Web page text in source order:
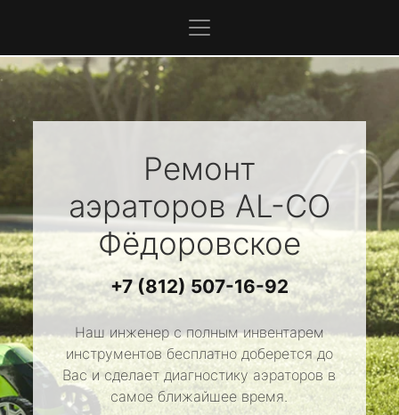
Ремонт
аэраторов AL-CO
Фёдоровское
+7 (812) 507-16-92
Наш инженер с полным инвентарем
инструментов бесплатно доберется до
Вас и сделает диагностику аэраторов в
самое ближайшее время.